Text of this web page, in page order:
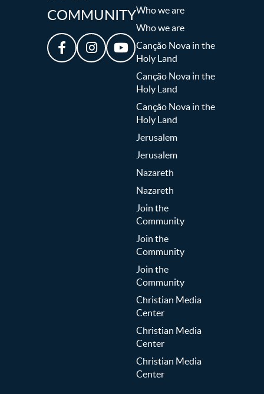
COMMUNITYWho we are
Who we are
Canção Nova in the
Holy Land
Canção Nova in the
Holy Land
Canção Nova in the
Holy Land
Jerusalem
Jerusalem
Nazareth
Nazareth
Join the
Community
Join the
Community
Join the
Community
Christian Media
Center
Christian Media
Center
Christian Media
Center